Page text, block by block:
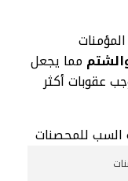
مما يجعل
عقوبات أكثر